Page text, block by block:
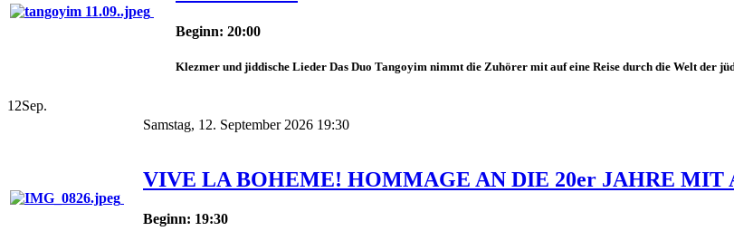
Beginn: 20:00
Klezmer und jiddische Lieder Das Duo Tangoyim nimmt die Zuhörer mit auf eine Reise durch die Welt der
12Sep.
Samstag, 12. September 2026 19:30
VIVE LA BOHEME! HOMMAGE AN DIE 20er JAHRE MIT
Beginn: 19:30